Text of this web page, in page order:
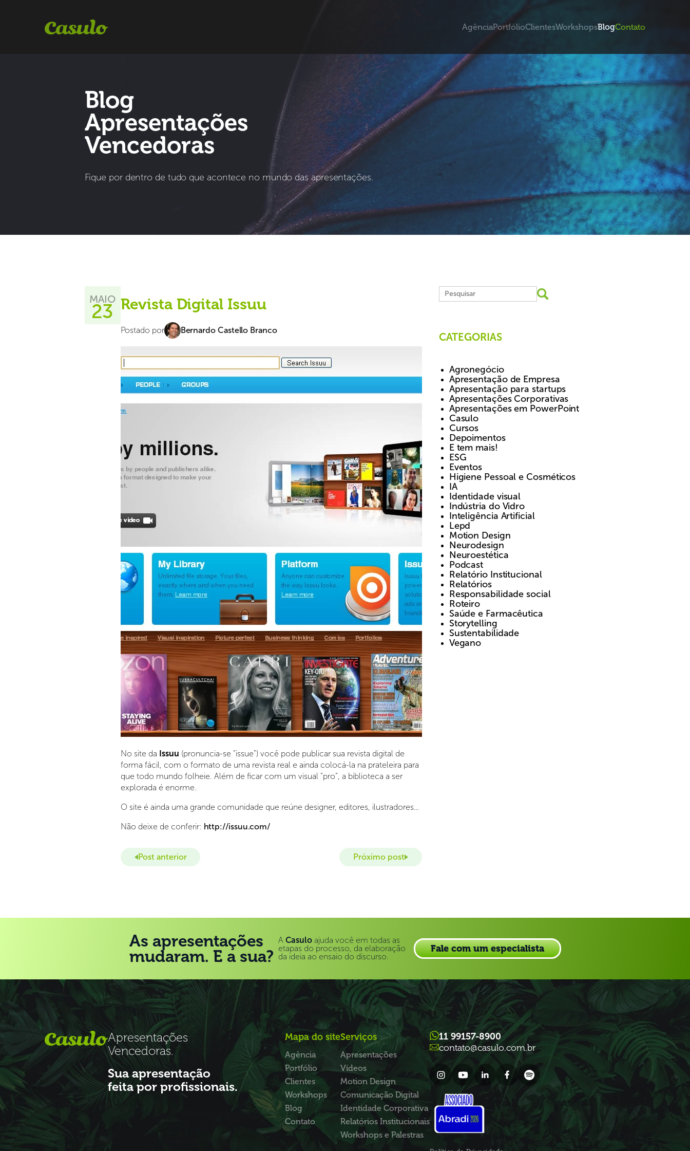
AgênciaPortfólioClientesWorkshopsBlogContato
Blog
Apresentações
Vencedoras
Fique por dentro de tudo que acontece no mundo das apresentações.
MAIO
23 Revista Digital Issuu
Postado por Bernardo Castello Branco
No site da Issuu (pronuncia-se “issue”) você pode publicar sua revista digital de
forma fácil, com o formato de uma revista real e ainda colocá-la na prateleira para
que todo mundo folheie. Além de ficar com um visual “pro”, a biblioteca a ser
explorada é enorme.
O site é ainda uma grande comunidade que reúne designer, editores, ilustradores…
Não deixe de conferir: http://issuu.com/
Post anterior Próximo post
CATEGORIAS
Agronegócio
Apresentação de Empresa
Apresentação para startups
Apresentações Corporativas
Apresentações em PowerPoint
Casulo
Cursos
Depoimentos
E tem mais!
ESG
Eventos
Higiene Pessoal e Cosméticos
IA
Identidade visual
Indústria do Vidro
Inteligência Artificial
Lepd
Motion Design
Neurodesign
Neuroestética
Podcast
Relatório Institucional
Relatórios
Responsabilidade social
Roteiro
Saúde e Farmacêutica
Storytelling
Sustentabilidade
Vegano
As apresentações
mudaram. E a sua?
A Casuloajuda você em todas as
etapas do processo, da elaboração
da ideia ao ensaio do discurso.
Fale com um especialista
Apresentações
Vencedoras.
Sua apresentação
feita por profissionais.
Mapa do site
Agência
Portfólio
Clientes
Workshops
Blog
Contato
Serviços
Apresentações
Vídeos
Motion Design
Comunicação Digital
Identidade Corporativa
Relatórios Institucionais
Workshops e Palestras
11 99157-8900
contato@casulo.com.br